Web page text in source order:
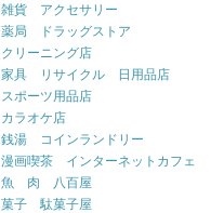
雑貨 アクセサリー
薬局 ドラッグストア
クリーニング店
家具 リサイクル 日用品店
スポーツ用品店
カラオケ店
銭湯 コインランドリー
漫画喫茶 インターネットカフェ
魚 肉 八百屋
菓子 駄菓子屋